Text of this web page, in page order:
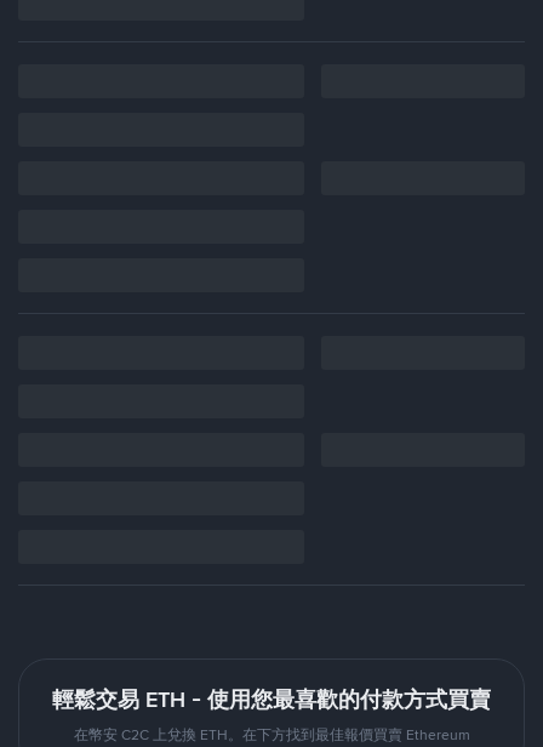
輕鬆交易 ETH - 使用您最喜歡的付款方式買賣
在幣安 C2C 上兌換 ETH。在下方找到最佳報價買賣 Ethereum